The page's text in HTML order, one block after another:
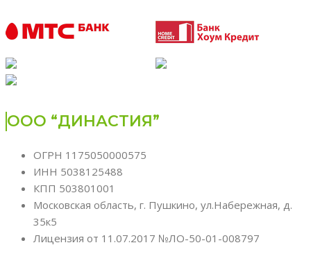
ООО “ДИНАСТИЯ”
ОГРН 1175050000575
ИНН 5038125488
КПП 503801001
Московская область, г. Пушкино, ул.Набережная, д.
35к5
Лицензия от 11.07.2017 №ЛО-50-01-008797